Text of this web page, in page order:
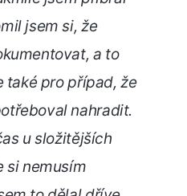
jsem si, že
a to
také pro případ, že
nahradit.
u složitějších
si nemusím